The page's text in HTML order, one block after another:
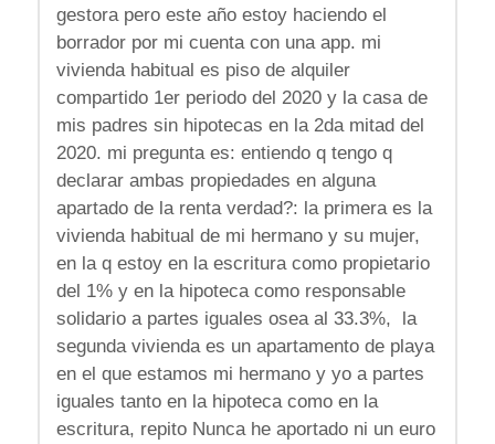
gestora pero este año estoy haciendo el
borrador por mi cuenta con una app. mi
vivienda habitual es piso de alquiler
compartido 1er periodo del 2020 y la casa de
mis padres sin hipotecas en la 2da mitad del
2020. mi pregunta es: entiendo q tengo q
declarar ambas propiedades en alguna
apartado de la renta verdad?: la primera es la
vivienda habitual de mi hermano y su mujer,
en la q estoy en la escritura como propietario
del 1% y en la hipoteca como responsable
solidario a partes iguales osea al 33.3%, la
segunda vivienda es un apartamento de playa
en el que estamos mi hermano y yo a partes
iguales tanto en la hipoteca como en la
escritura, repito Nunca he aportado ni un euro